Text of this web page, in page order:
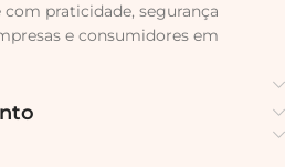
praticidade, segurança
e consumidores em